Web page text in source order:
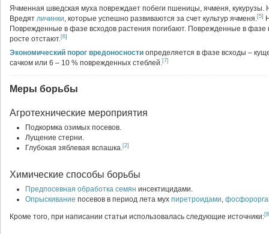
Ячменная шведская муха повреждает побеги пшеницы, ячменя, кукурузы.
Вредят личинки, которые успешно развиваются за счет культур ячменя.[5]
Поврежденные в фазе всходов растения погибают. Поврежденные в
росте отстают.[6]
Экономический порог вредоносности определяется в фазе всходы –
сачком или 6 – 10 % поврежденных стеблей.[7]
Меры борьбы
Агротехнические мероприятия
Подкормка озимых посевов.
Лущение стерни.
Глубокая зяблевая вспашка.[2]
Химические способы борьбы
Предпосевная обработка семян инсектицидами.
Опрыскивание посевов в период лета мух пиретроидами,
Кроме того, при написании статьи использовалась следующие источники: